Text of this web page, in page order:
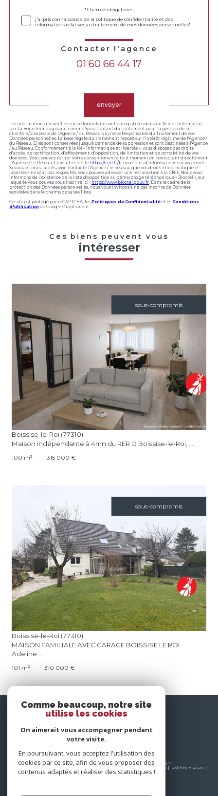
* Champs obligatoires
j'ai pris connaissance de la politique de confidentialité et des
informations relatives au traitement de mes données personnelles*
Contacter l'agence
01 60 66 44 17
envoyer
Les informations recueillies sur ce formulaire sont enregistrées dans un fichier informatisé
par La Boite Immo agissant comme Sous-traitant du traitement pour la gestion de la
clientèle/prospects de l'Agence / du Réseau qui reste Responsable du Traitement de vos
Données personnelles. La base légale du traitement repose sur l'intérêt légitime de l'Agence /
du Réseau. Elles sont conservées jusqu'à demande de suppression et sont destinées à l'Agence
/ au Réseau. Conformément à la loi « informatique et libertés », vous disposez des droits
d’accès, de rectification, d’effacement, d’opposition, de limitation et de portabilité de vos
données. Vous pouvez retirer votre consentement à tout moment en contactant directement
l’Agence / Le Réseau. Consultez le site https://cnil.fr/fr pour plus d’informations sur vos droits.
Si vous estimez, après avoir contacté l'Agence / le Réseau, que vos droits « Informatique et
Libertés » ne sont pas respectés, vous pouvez adresser une réclamation à la CNIL. Nous vous
informons de l’existence de la liste d'opposition au démarchage téléphonique « Bloctel », sur
laquelle vous pouvez vous inscrire ici : https://www.bloctel.gouv.fr. Dans le cadre de la
protection des Données personnelles, nous vous invitons à ne pas inscrire de Données
sensibles dans le champ de saisie libre.
Ce site est protégé par reCAPTCHA, les Politiques de Confidentialité et es Conditions
d'utilisation de Google s'appliquent.
Ces biens peuvent vous
intéresser
sous-compromis
voir le bien
Boissise-le-Roi (77310)
Maison indépendante à 4mn du RER D Boissise-le-Roi, ...
100 m² - 315 000 €
sous-compromis
voir le bien
Boissise-le-Roi (77310)
MAISON FAMILIALE AVEC GARAGE BOISSISE LE ROI
Adeline ...
101 m² - 310 000 €
nous
suivre
© 2026 | Tous droits réservés | Traduction powered by Google |
Nos honoraires
Mentions légales Admin Partenaires
Politique RGPD
Cookies
Comme beaucoup, notre site
utilise les cookies
On aimerait vous accompagner pendant
votre visite.
En poursuivant, vous acceptez l'utilisation des
cookies par ce site, afin de vous proposer des
contenus adaptés et réaliser des statistiques !